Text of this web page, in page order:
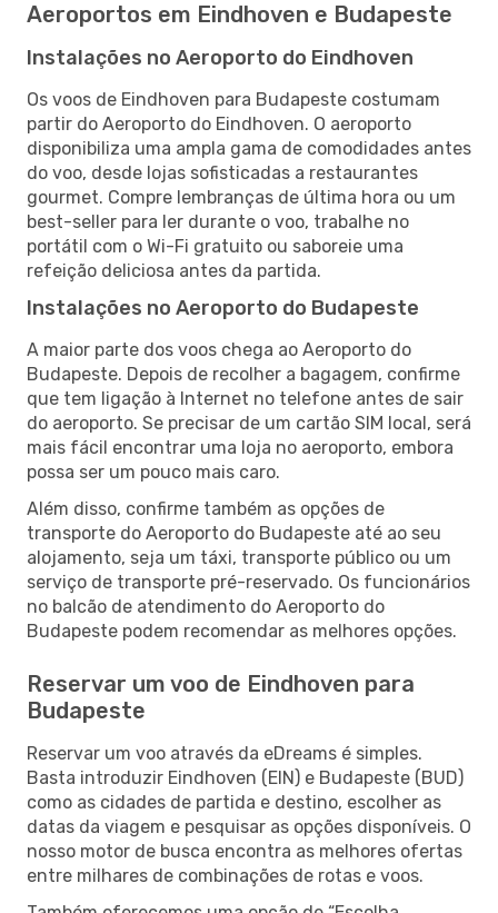
Aeroportos em Eindhoven e Budapeste
Instalações no Aeroporto do Eindhoven
Os voos de Eindhoven para Budapeste costumam
partir do Aeroporto do Eindhoven. O aeroporto
disponibiliza uma ampla gama de comodidades antes
do voo, desde lojas sofisticadas a restaurantes
gourmet. Compre lembranças de última hora ou um
best-seller para ler durante o voo, trabalhe no
portátil com o Wi-Fi gratuito ou saboreie uma
refeição deliciosa antes da partida.
Instalações no Aeroporto do Budapeste
A maior parte dos voos chega ao Aeroporto do
Budapeste. Depois de recolher a bagagem, confirme
que tem ligação à Internet no telefone antes de sair
do aeroporto. Se precisar de um cartão SIM local, será
mais fácil encontrar uma loja no aeroporto, embora
possa ser um pouco mais caro.
Além disso, confirme também as opções de
transporte do Aeroporto do Budapeste até ao seu
alojamento, seja um táxi, transporte público ou um
serviço de transporte pré-reservado. Os funcionários
no balcão de atendimento do Aeroporto do
Budapeste podem recomendar as melhores opções.
Reservar um voo de Eindhoven para
Budapeste
Reservar um voo através da eDreams é simples.
Basta introduzir Eindhoven (EIN) e Budapeste (BUD)
como as cidades de partida e destino, escolher as
datas da viagem e pesquisar as opções disponíveis. O
nosso motor de busca encontra as melhores ofertas
entre milhares de combinações de rotas e voos.